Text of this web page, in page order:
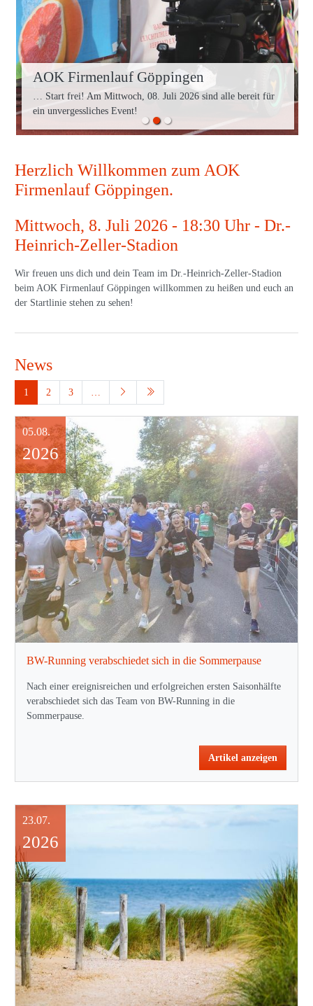
AOK Firmenlauf Göppingen
… Start frei! Am Mittwoch, 08. Juli 2026 sind alle bereit für
ein unvergessliches Event!
Herzlich Willkommen zum AOK
Firmenlauf Göppingen.
Mittwoch, 8. Juli 2026 - 18:30 Uhr - Dr.-
Heinrich-Zeller-Stadion
Wir freuen uns dich und dein Team im Dr.-Heinrich-Zeller-Stadion
beim AOK Firmenlauf Göppingen willkommen zu heißen und euch an
der Startlinie stehen zu sehen!
News
1 2 3
BW-Running verabschiedet sich in die Sommerpause
Nach einer ereignisreichen und erfolgreichen ersten Saisonhälfte
verabschiedet sich das Team von BW-Running in die
Sommerpause.
Artikel anzeigen
05.08.
2026
23.07.
2026